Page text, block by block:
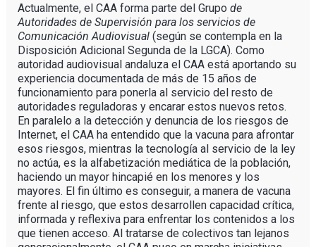
Actualmente, el CAA forma parte del Grupo de
Autoridades de Supervisión para los servicios de
Comunicación Audiovisual (según se contempla en la
Disposición Adicional Segunda de la LGCA). Como
autoridad audiovisual andaluza el CAA está aportando su
experiencia documentada de más de 15 años de
funcionamiento para ponerla al servicio del resto de
autoridades reguladoras y encarar estos nuevos retos.
En paralelo a la detección y denuncia de los riesgos de
Internet, el CAA ha entendido que la vacuna para afrontar
esos riesgos, mientras la tecnología al servicio de la ley
no actúa, es la alfabetización mediática de la población,
haciendo un mayor hincapié en los menores y los
mayores. El fin último es conseguir, a manera de vacuna
frente al riesgo, que estos desarrollen capacidad crítica,
informada y reflexiva para enfrentar los contenidos a los
que tienen acceso. Al tratarse de colectivos tan lejanos